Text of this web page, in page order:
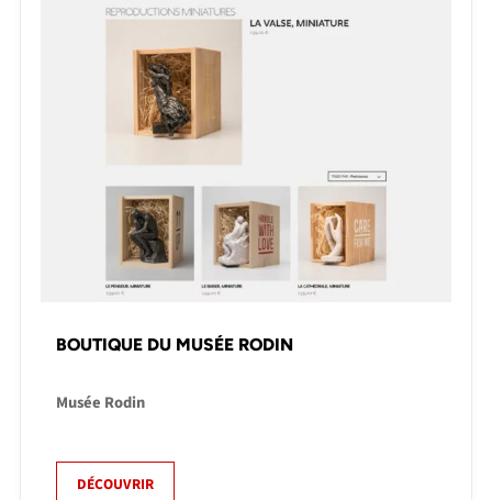
BOUTIQUE DU MUSÉE RODIN
Musée Rodin
DÉCOUVRIR